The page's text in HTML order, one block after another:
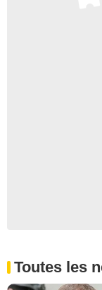
Toutes les